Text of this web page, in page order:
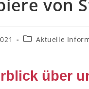
von
Aktuelle
über